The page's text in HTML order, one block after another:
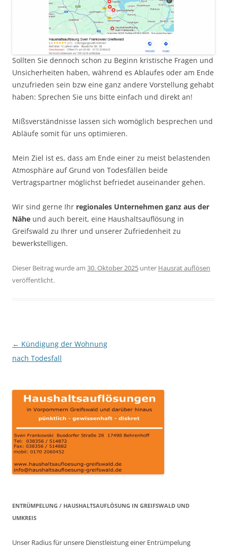
Sollten Sie dennoch schon zu Beginn kristische Fragen und
Unsicherheiten haben, während es Ablaufes oder am Ende
unzufrieden sein bzw eine ganz andere Vorstellung gehabt
haben: Sprechen Sie uns bitte einfach und direkt an!
Mißsverständnisse lassen sich womöglich besprechen und
Abläufe somit für uns optimieren.
Mein Ziel ist es, dass am Ende einer zu meist belastenden
Atmosphäre auf Grund von Todesfällen beide
Vertragspartner möglichst befriedet auseinander gehen.
Wir sind gerne Ihr regionales Unternehmen ganz aus der
Nähe und auch bereit, eine Haushaltsauflösung in
Greifswald zu Ihrer und unserer Zufriedenheit zu
bewerkstelligen.
Dieser Beitrag wurde am 30. Oktober 2025 unter Hausrat auflösen
veröffentlicht.
Beitragsnavigation
← Kündigung der Wohnung
nach Todesfall
ENTRÜMPELUNG / HAUSHALTSAUFLÖSUNG IN GREIFSWALD UND
UMKREIS
Unser Radius für unsere Dienstleistung einer Entrümpelung